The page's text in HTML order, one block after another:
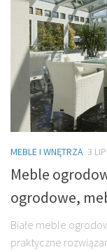
MEBLE I WNĘTRZA 3
Meble
ogrodowe,
Białe meble
praktyczne